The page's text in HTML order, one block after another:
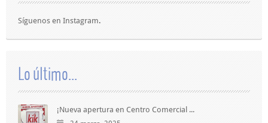
Síguenos en Instagram.
Lo último...
¡Nueva apertura en Centro Comercial ...